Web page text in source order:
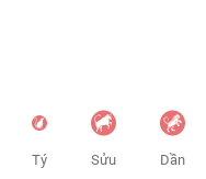
Tý Sửu Dần